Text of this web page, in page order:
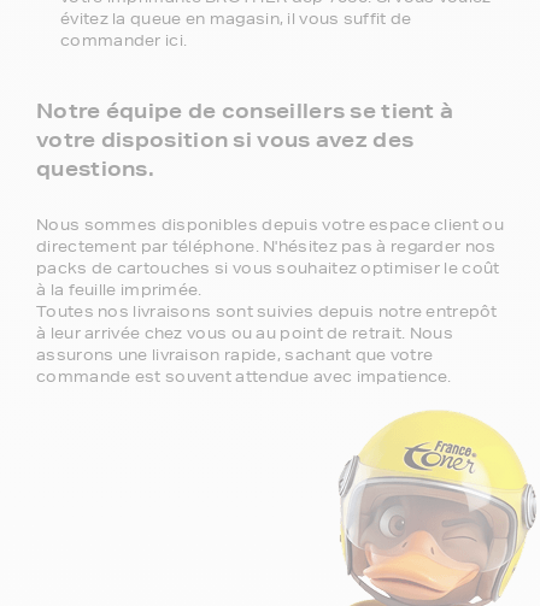
évitez la queue en magasin, il vous suffit de
commander ici.
Notre équipe de conseillers se tient à
votre disposition si vous avez des
questions.
Nous sommes disponibles depuis votre espace client ou
directement par téléphone. N'hésitez pas à regarder nos
packs de cartouches si vous souhaitez optimiser le coût
à la feuille imprimée.
Toutes nos livraisons sont suivies depuis notre entrepôt
à leur arrivée chez vous ou au point de retrait. Nous
assurons une livraison rapide, sachant que votre
commande est souvent attendue avec impatience.